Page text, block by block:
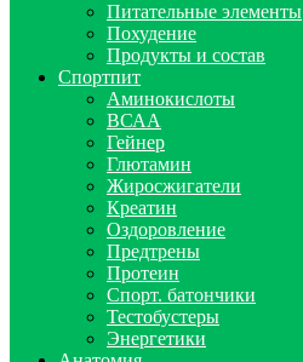
Питательные элементы
Похудение
Продукты и состав
Спортпит
Аминокислоты
ВСАА
Гейнер
Глютамин
Жиросжигатели
Креатин
Оздоровление
Предтрены
Протеин
Спорт. батончики
Тестобустеры
Энергетики